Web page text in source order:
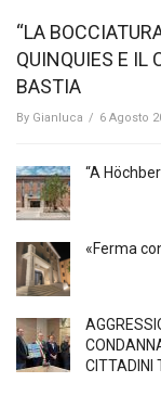
“LA
QUINQUIES E IL
BASTIA
By Gianluca / 6 Agosto
“A
«Ferma
CITTADINI